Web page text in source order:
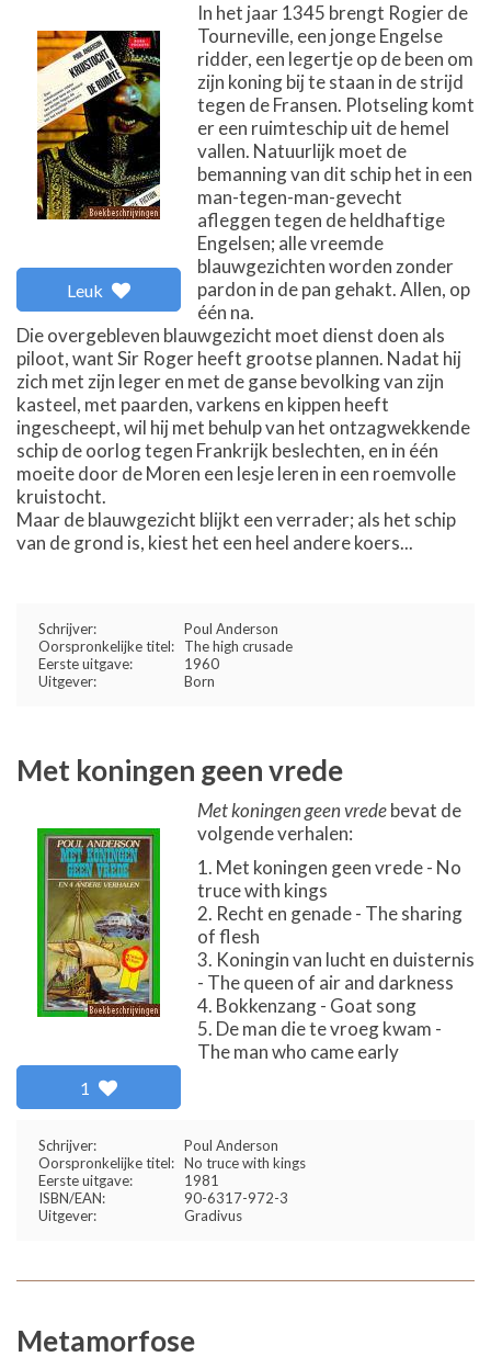
Leuk
In het jaar 1345 brengt Rogier de
Tourneville, een jonge Engelse
ridder, een legertje op de been om
zijn koning bij te staan in de strijd
tegen de Fransen. Plotseling komt
er een ruimteschip uit de hemel
vallen. Natuurlijk moet de
bemanning van dit schip het in een
man-tegen-man-gevecht
afleggen tegen de heldhaftige
Engelsen; alle vreemde
blauwgezichten worden zonder
pardon in de pan gehakt. Allen, op
één na.
Die overgebleven blauwgezicht moet dienst doen als
piloot, want Sir Roger heeft grootse plannen. Nadat hij
zich met zijn leger en met de ganse bevolking van zijn
kasteel, met paarden, varkens en kippen heeft
ingescheept, wil hij met behulp van het ontzagwekkende
schip de oorlog tegen Frankrijk beslechten, en in één
moeite door de Moren een lesje leren in een roemvolle
kruistocht.
Maar de blauwgezicht blijkt een verrader; als het schip
van de grond is, kiest het een heel andere koers...
Schrijver:
Poul Anderson
Oorspronkelijke titel:
The high crusade
Eerste uitgave:
1960
Uitgever:
Born
Met koningen geen vrede
1
Met koningen geen vredebevat de
volgende verhalen:
Met koningen geen vrede - No
truce with kings
Recht en genade - The sharing
of flesh
Koningin van lucht en duisternis
- The queen of air and darkness
Bokkenzang - Goat song
De man die te vroeg kwam -
The man who came early
Schrijver:
Poul Anderson
Oorspronkelijke titel: No truce with kings
Eerste uitgave:
1981
ISBN/EAN:
90-6317-972-3
Uitgever:
Gradivus
Metamorfose